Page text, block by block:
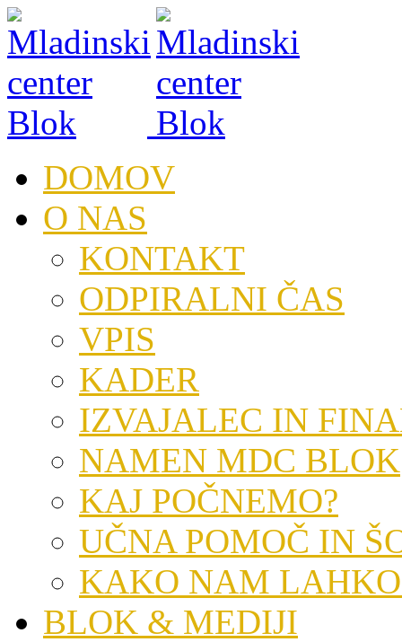
DOMOV
O NAS
KONTAKT
ODPIRALNI ČAS
VPIS
KADER
IZVAJALEC IN
NAMEN MDC BLOK
KAJ POČNEMO?
UČNA POMOČ IN
KAKO NAM
BLOK & MEDIJI